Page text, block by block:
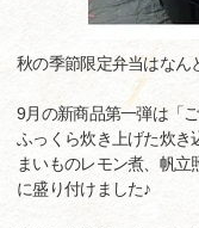
秋の季節限定弁当はなん
9月の新商品第一弾は「
ふっくら炊き上げた炊き
まいものレモン煮、帆
に盛り付けました♪